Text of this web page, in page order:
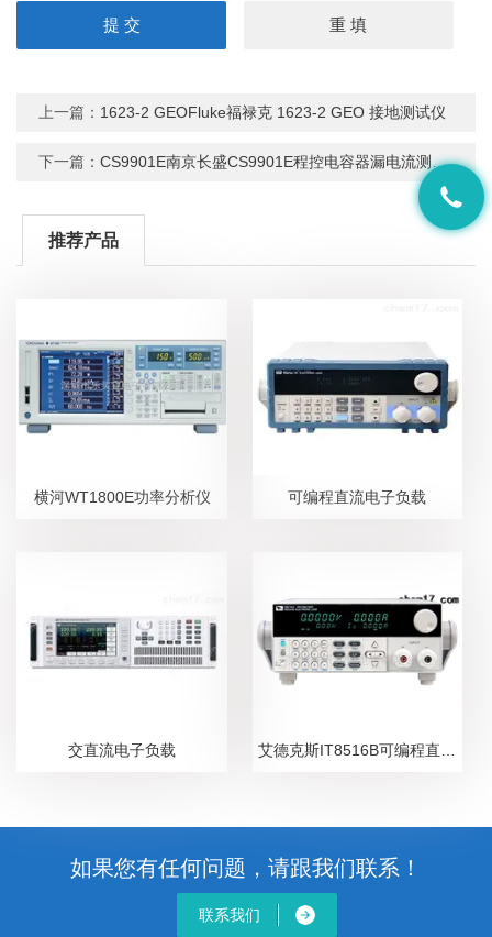
上一篇： 1623-2 GEOFluke福禄克 1623-2 GEO 接地测试仪
下一篇：CS9901E南京长盛CS9901E程控电容器漏电流测试仪
推荐产品
横河WT1800E功率分析仪 可编程直流电子负载
交直流电子负载
如果您有任何问题，请跟我们联系！
联系我们